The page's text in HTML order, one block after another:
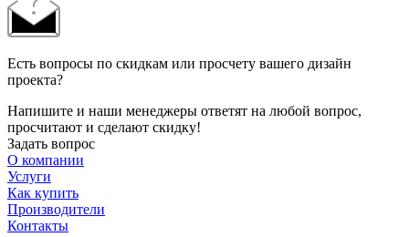
Есть вопросы по скидкам или просчету вашего дизайн
проекта?
Напишите и наши менеджеры ответят на любой вопрос,
просчитают и сделают скидку!
Задать вопрос
О компании
Услуги
Как купить
Производители
Контакты